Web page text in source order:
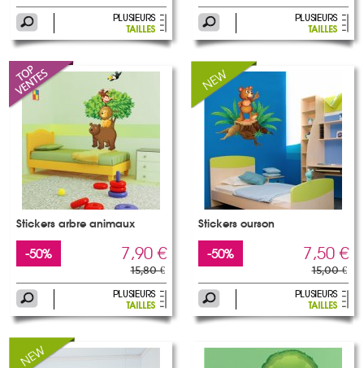
Stickers arbre animaux
-50% 7,90 €
15,80 €
Stickers ourson
-50% 7,50 €
15,00 €